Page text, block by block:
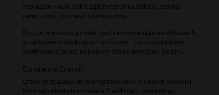
rozwiązań – m.in. jedne z pierwszych na świecie płetw z
pełną stopą czy maski z jedną szybą.
Do dziś większość produktów Cressi powstaje we Włoszech,
w zakładzie produkcyjnym w Livorno – co pozwala firmie
kontrolować jakość na każdym etapie tworzenia sprzętu.
Co oferuje Cressi?
Cressi specjalizuje się w projektowaniu i produkcji wysokiej
klasy sprzętu do nurkowania, freedivingu, snorkelingu,